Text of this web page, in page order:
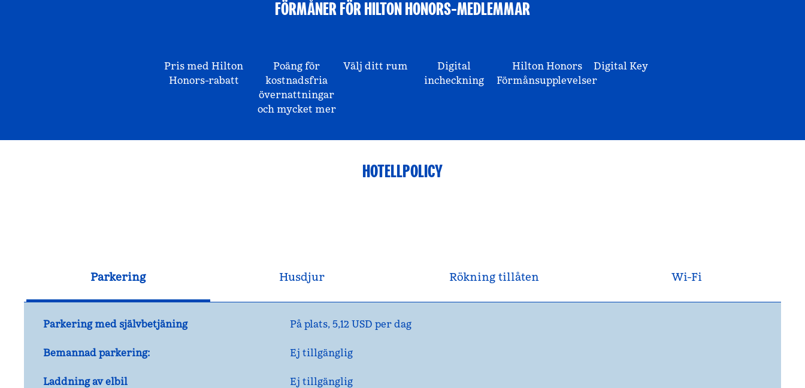
FÖRMÅNER FÖR HILTON HONORS-MEDLEMMAR
Pris med Hilton
Honors-rabatt
Poäng för
kostnadsfria
övernattningar
och mycket mer
Välj ditt rum
Digital
incheckning
Hilton Honors
Förmånsupplevelser
Digital Key
HOTELLPOLICY
Parkering Husdjur Rökning tillåten Wi-Fi
Parkering med självbetjäning På plats, 5,12 USD per dag
Bemannad parkering: Ej tillgänglig
Laddning av elbil Ej tillgänglig